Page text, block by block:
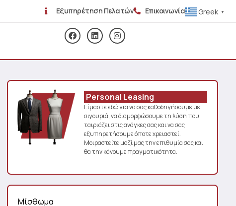
Εξυπηρέτηση Πελατών Επικοινωνία Greek ▼
Personal Leasing
Είμαστε εδώ για να σας καθοδηγήσουμε με
σιγουριά, να διαμορφώσουμε τη λύση που
ταιριάζει στις ανάγκες σας και να σας
εξυπηρετήσουμε όποτε χρειαστεί.
Μοιραστείτε μαζί μας την επιθυμία σας και
θα την κάνουμε πραγματικότητα.
Μίσθωμα